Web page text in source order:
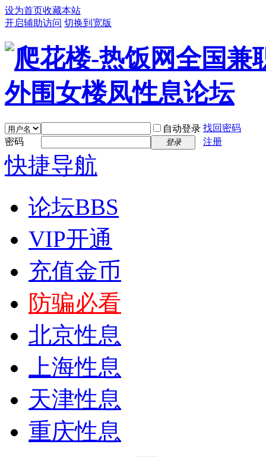
设为首页收藏本站
开启辅助访问 切换到宽版
自动登录 找回密码
密码
登录 注册
快捷导航
论坛BBS
VIP开通
充值金币
防骗必看
北京性息
上海性息
天津性息
重庆性息